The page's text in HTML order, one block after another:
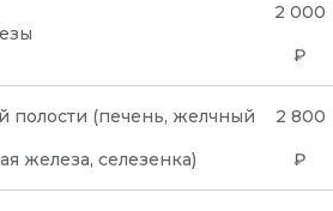
2 000
₽
(печень, желчный
железа, селезенка)
2 800
₽